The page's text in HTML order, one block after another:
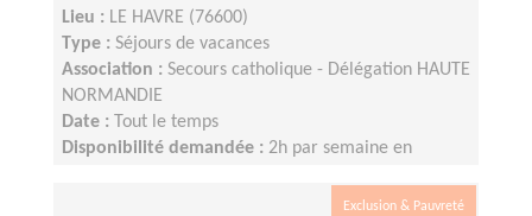
Lieu : LE HAVRE (76600)
Type : Séjours de vacances
Association : Secours catholique - Délégation HAUTE
NORMANDIE
Date :
Tout le temps
Disponibilité demandée : 2h par semaine en
Exclusion & Pauvreté